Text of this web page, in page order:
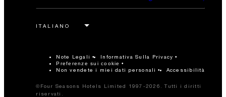
Note Legali Informativa Sulla Privacy
Preferenze sui cookie
Non vendete i miei dati personali Accessibilità
©Four Seasons Hotels Limited 1997-2026. Tutti i diritti
riservati.